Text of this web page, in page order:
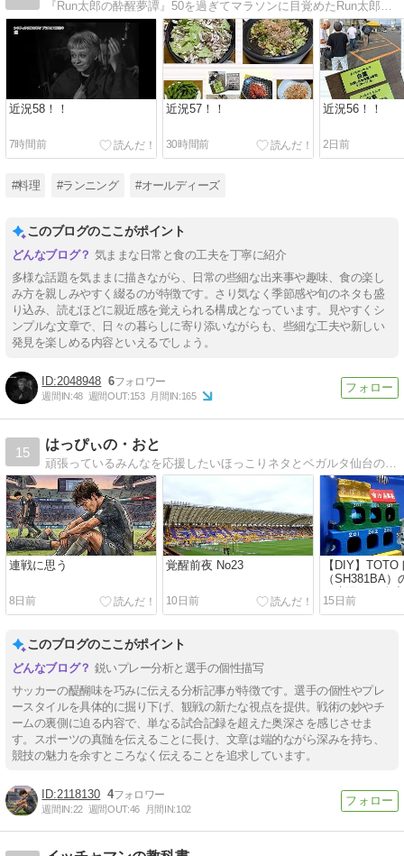
『Run太郎の酔醒夢譚』50を過ぎてマラソンに目覚めたRun太郎は走って飲めば人生ケセラセラ\(^o^)／
近況58！！
7時間前
近況57！！
30時間前
近況56！！
2日前
#料理 #ランニング #オールディーズ
このブログのここがポイント
気ままな日常と食の工夫を丁寧に紹介
多様な話題を気ままに描きながら、日常の些細な出来事や趣味、食の楽し
み方を親しみやすく綴るのが特徴です。さり気なく季節感や旬のネタも盛
り込み、読むほどに親近感を覚えられる構成となっています。見やすくシ
ンプルな文章で、日々の暮らしに寄り添いながらも、些細な工夫や新しい
発見を楽しめる内容といえるでしょう。
2048948 6
週間IN:48 週間OUT:153 月間IN:165
15
はっぴぃの・おと
頑張っているみんなを応援したいほっこりネタとベガルタ仙台の応援ネタを中心に、読んだ人が今日も一日頑張れるようなサイトを目指しています
連戦に思う
8日前
覚醒前夜 No23
10日前
【DIY】TOTO
（SH381BA）
ろ水漏れを自
の原因にたど
15日前
このブログのここがポイント
鋭いプレー分析と選手の個性描写
サッカーの醍醐味を巧みに伝える分析記事が特徴です。選手の個性やプレ
ースタイルを具体的に掘り下げ、観戦の新たな視点を提供。戦術の妙やチ
ームの裏側に迫る内容で、単なる試合記録を超えた奥深さを感じさせま
す。スポーツの真髄を伝えることに長け、文章は端的ながら深みを持ち、
競技の魅力を余すところなく伝えることを追求しています。
2118130 4
週間IN:22 週間OUT:46 月間IN:102